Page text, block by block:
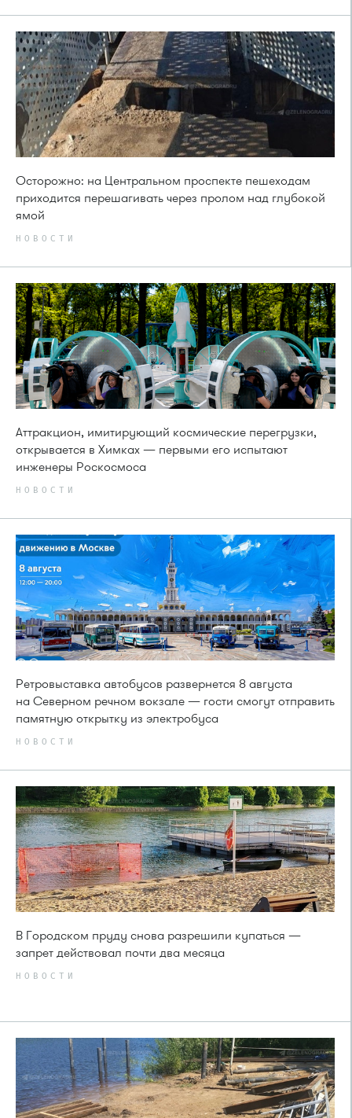
Осторожно: на Центральном проспекте пешеходам
приходится перешагивать через пролом над глубокой
ямой
НОВОСТИ
Аттракцион, имитирующий космические перегрузки,
открывается в Химках — первыми его испытают
инженеры Роскосмоса
НОВОСТИ
Ретровыставка автобусов развернется 8 августа
на Северном речном вокзале — гости смогут отправить
памятную открытку из электробуса
НОВОСТИ
В Городском пруду снова разрешили купаться —
запрет действовал почти два месяца
НОВОСТИ